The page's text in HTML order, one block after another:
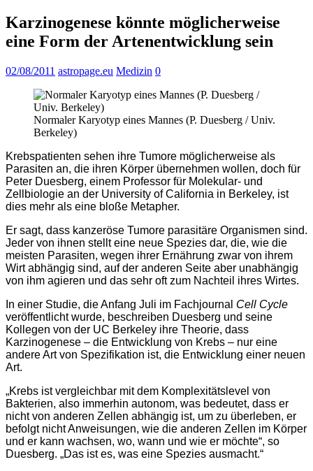
Karzinogenese könnte möglicherweise
eine Form der Artenentwicklung sein
02/08/2011 astropage.eu Medizin 0
Normaler Karyotyp eines Mannes (P. Duesberg / Univ.
Berkeley)
Krebspatienten sehen ihre Tumore möglicherweise als
Parasiten an, die ihren Körper übernehmen wollen, doch für
Peter Duesberg, einem Professor für Molekular- und
Zellbiologie an der University of California in Berkeley, ist
dies mehr als eine bloße Metapher.
Er sagt, dass kanzeröse Tumore parasitäre Organismen sind.
Jeder von ihnen stellt eine neue Spezies dar, die, wie die
meisten Parasiten, wegen ihrer Ernährung zwar von ihrem
Wirt abhängig sind, auf der anderen Seite aber unabhängig
von ihm agieren und das sehr oft zum Nachteil ihres Wirtes.
In einer Studie, die Anfang Juli im Fachjournal Cell Cycle
veröffentlicht wurde, beschreiben Duesberg und seine
Kollegen von der UC Berkeley ihre Theorie, dass
Karzinogenese – die Entwicklung von Krebs – nur eine
andere Art von Spezifikation ist, die Entwicklung einer neuen
Art.
„Krebs ist vergleichbar mit dem Komplexitätslevel von
Bakterien, also immerhin autonom, was bedeutet, dass er
nicht von anderen Zellen abhängig ist, um zu überleben, er
befolgt nicht Anweisungen, wie die anderen Zellen im Körper
und er kann wachsen, wo, wann und wie er möchte“, so
Duesberg. „Das ist es, was eine Spezies ausmacht.“